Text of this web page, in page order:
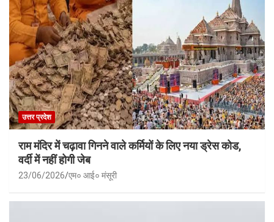
उत्तर प्रदेश
राम मंदिर में चढ़ावा गिनने वाले कर्मियों के लिए नया ड्रेस कोड,
वर्दी में नहीं होगी जेब
23/06/2026 एम० आई० मंसूरी